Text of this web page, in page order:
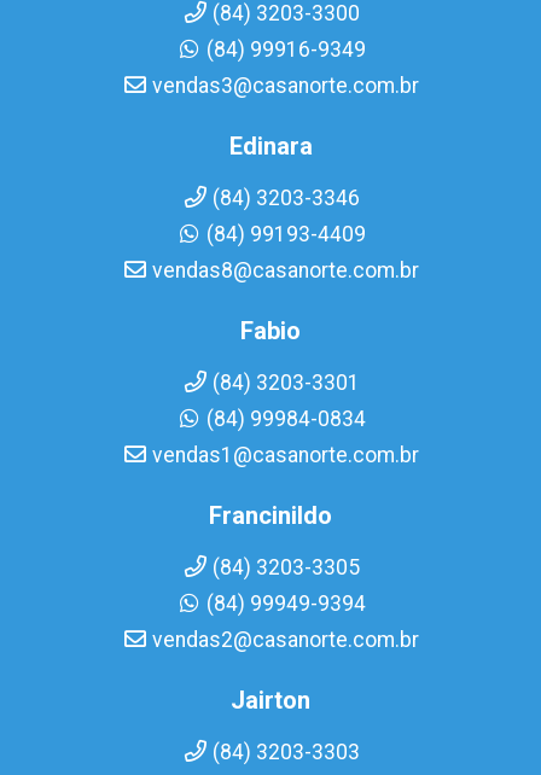
(84) 3203-3300
(84) 99916-9349
vendas3@casanorte.com.br
Edinara
(84) 3203-3346
(84) 99193-4409
vendas8@casanorte.com.br
Fabio
(84) 3203-3301
(84) 99984-0834
vendas1@casanorte.com.br
Francinildo
(84) 3203-3305
(84) 99949-9394
vendas2@casanorte.com.br
Jairton
(84) 3203-3303